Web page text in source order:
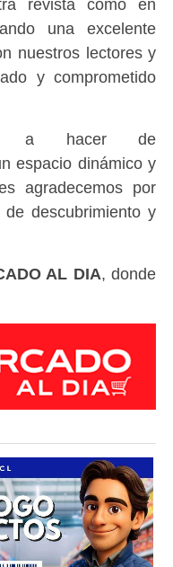
revista como en
una excelente
nuestros lectores y
y comprometido
a hacer de
espacio dinámico y
agradecemos por
descubrimiento y
AL DIA, donde